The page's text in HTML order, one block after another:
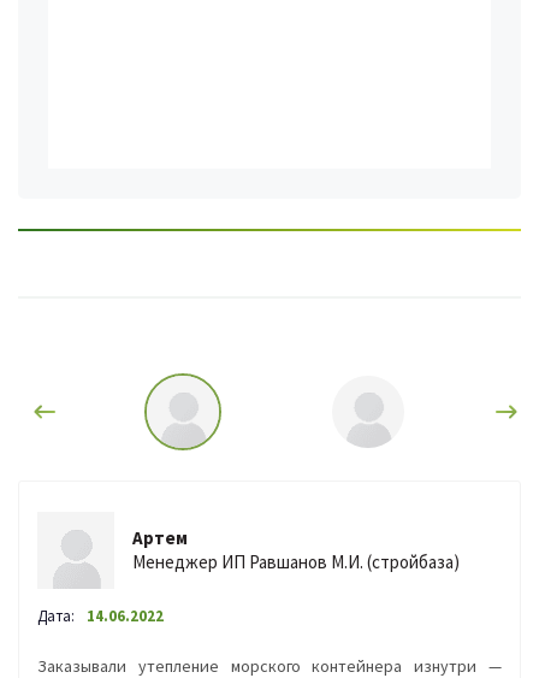
Артем
Менеджер ИП Равшанов М.И. (стройбаза)
Дата: 14.06.2022
Заказывали утепление морского контейнера изнутри —